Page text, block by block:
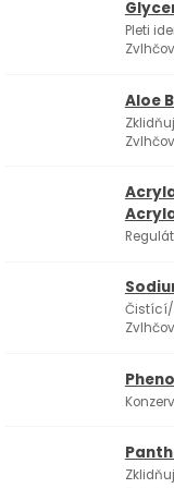
Pleti
Aloe
Čistící/